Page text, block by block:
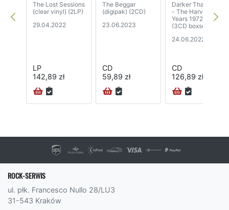
The Lost Sessions
(clear vinyl) (2LP)
29.04.2022
LP
142,89 zł
The Beggar
(digipak) (2CD)
23.06.2023
CD
59,89 zł
Darker Than Blue
- The Harvest
Years 1972-1975
(3CD boxset)
24.06.2022
CD
126,89 zł
ROCK-SERWIS
ul. płk. Francesco Nullo 28/LU3
31-543 Kraków